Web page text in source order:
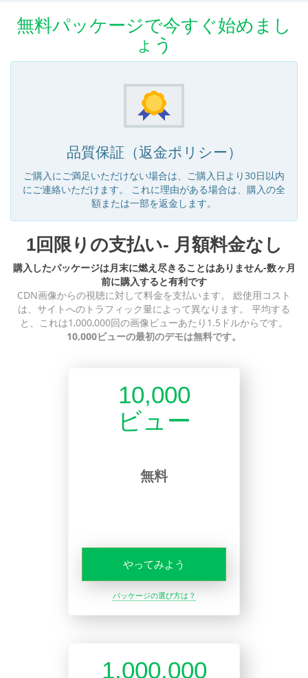
無料パッケージで今すぐ始めまし
ょう
品質保証（返金ポリシー）
ご購入にご満足いただけない場合は、ご購入日より30日以内
にご連絡いただけます。 これに理由がある場合は、購入の全
額または一部を返金します。
1回限りの支払い- 月額料金なし
購入したパッケージは月末に燃え尽きることはありません-数ヶ月
前に購入すると有利です
CDN画像からの視聴に対して料金を支払います。 総使用コスト
は、サイトへのトラフィック量によって異なります。 平均する
と、これは1,000,000回の画像ビューあたり1.5ドルからです。
10,000ビューの最初のデモは無料です。
10,000
ビュー
無料
やってみよう
パッケージの選び方は？
1,000,000